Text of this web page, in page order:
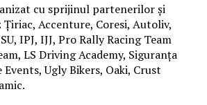
cu sprijinul partenerilor și
Accenture, Coresi, Autoliv,
IPJ, IJJ, Pro Rally Racing Team
LS Driving Academy, Siguranța
Ugly Bikers, Oaki, Crust